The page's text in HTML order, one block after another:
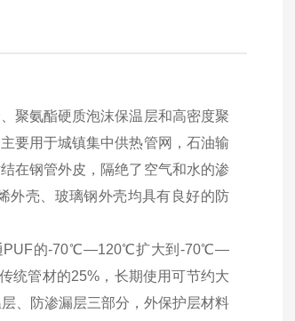
聚氨酯硬质泡沫保温层和高密度聚
要用于城镇集中供热管网，石油输
在钢管外皮，隔绝了空气和水的渗
外壳、玻璃钢外壳均具有良好的防
通PUF的-70℃—120℃扩大到-70℃—
统管材的25%，长期使用可节约大
、防渗漏层三部分，外保护层材料